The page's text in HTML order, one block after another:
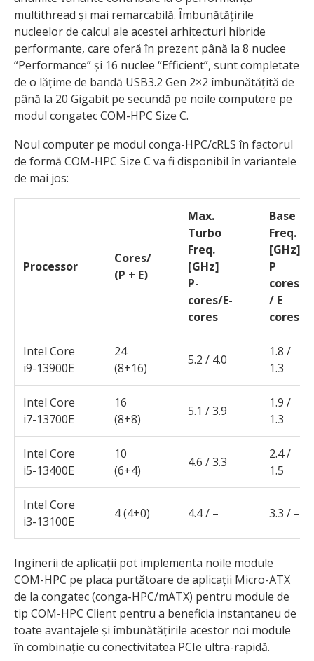
multithread și mai remarcabilă. Îmbunătățirile
nucleelor de calcul ale acestei arhitecturi hibride
performante, care oferă în prezent până la 8 nuclee
“Performance” și 16 nuclee “Efficient”, sunt completate
de o lățime de bandă USB3.2 Gen 2×2 îmbunătățită de
până la 20 Gigabit pe secundă pe noile computere pe
modul congatec COM-HPC Size C.
Noul computer pe modul conga-HPC/cRLS în factorul
de formă COM-HPC Size C va fi disponibil în variantele
de mai jos:
Processor
Cores/
(P + E)
Max.
Turbo
Freq.
[GHz]
P-
cores/E-
cores
Base
Freq.
[GHz]
P
cores
/ E
cores
Intel Core
i9-13900E
24
(8+16)
5.2 / 4.0
1.8 /
1.3
Intel Core
i7-13700E
16
(8+8)
5.1 / 3.9
1.9 /
1.3
Intel Core
i5-13400E
10
(6+4)
4.6 / 3.3
2.4 /
1.5
Intel Core
i3-13100E
4 (4+0) 4.4 / – 3.3 / –
Inginerii de aplicații pot implementa noile module
COM-HPC pe placa purtătoare de aplicații Micro-ATX
de la congatec (conga-HPC/mATX) pentru module de
tip COM-HPC Client pentru a beneficia instantaneu de
toate avantajele și îmbunătățirile acestor noi module
în combinație cu conectivitatea PCIe ultra-rapidă.